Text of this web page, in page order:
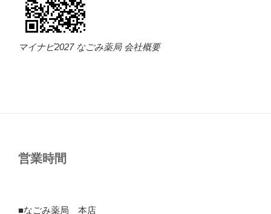
マイナビ2027 なごみ薬局 会社概要
営業時間
■なごみ薬局 本店